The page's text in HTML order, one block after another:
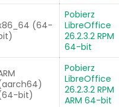
(64-
Pobierz
LibreOffice
26.2.3.2 RPM
64-bit
bit)
Pobierz
LibreOffice
26.2.3.2 RPM
ARM 64-bit